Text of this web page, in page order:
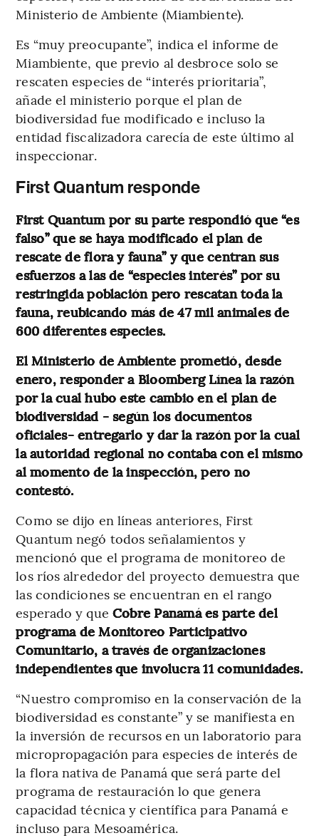
Ministerio de Ambiente (Miambiente).
Es “muy preocupante”, indica el informe de
Miambiente, que previo al desbroce solo se
rescaten especies de “interés prioritaria”,
añade el ministerio porque el plan de
biodiversidad fue modificado e incluso la
entidad fiscalizadora carecía de este último al
inspeccionar.
First Quantum responde
First Quantum por su parte respondió que “es
falso” que se haya modificado el plan de
rescate de flora y fauna” y que centran sus
esfuerzos a las de “especies interés” por su
restringida población pero rescatan toda la
fauna, reubicando más de 47 mil animales de
600 diferentes especies.
El Ministerio de Ambiente prometió, desde
enero, responder a Bloomberg Línea la razón
por la cual hubo este cambio en el plan de
biodiversidad - según los documentos
oficiales- entregarlo y dar la razón por la cual
la autoridad regional no contaba con el mismo
al momento de la inspección, pero no
contestó.
Como se dijo en líneas anteriores, First
Quantum negó todos señalamientos y
mencionó que el programa de monitoreo de
los ríos alrededor del proyecto demuestra que
las condiciones se encuentran en el rango
esperado y que Cobre Panamá es parte del
programa de Monitoreo Participativo
Comunitario, a través de organizaciones
independientes que involucra 11 comunidades.
“Nuestro compromiso en la conservación de la
biodiversidad es constante” y se manifiesta en
la inversión de recursos en un laboratorio para
micropropagación para especies de interés de
la flora nativa de Panamá que será parte del
programa de restauración lo que genera
capacidad técnica y científica para Panamá e
incluso para Mesoamérica.